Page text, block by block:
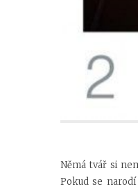
Němá tvář si
Pokud se